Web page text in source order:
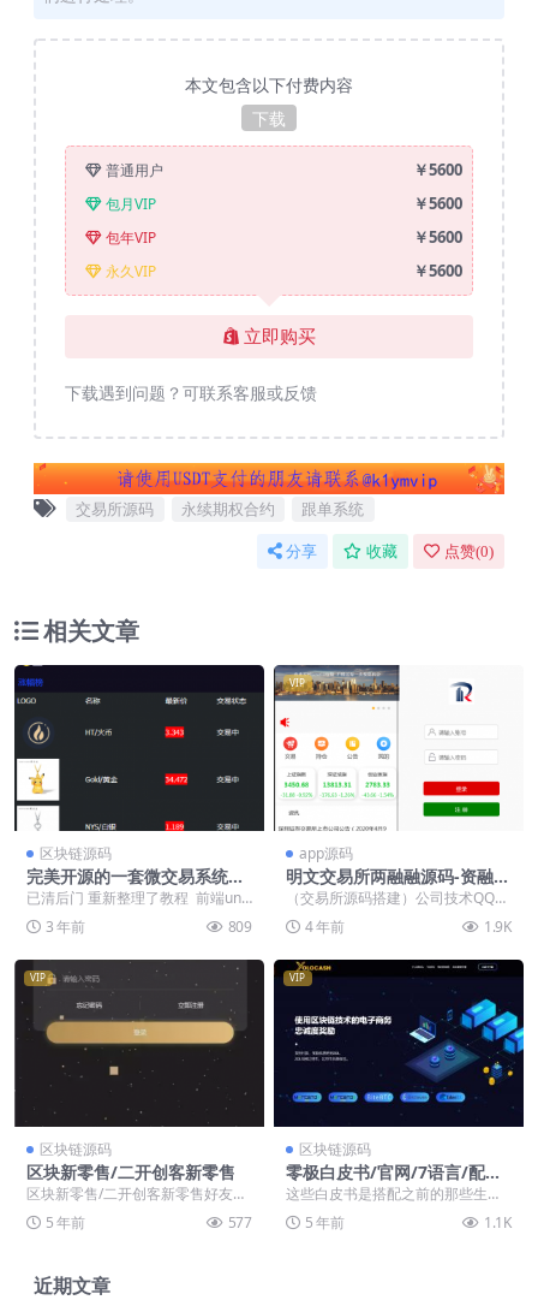
本文包含以下付费内容
下载
普通用户 ￥5600
包月VIP ￥5600
包年VIP ￥5600
永久VIP ￥5600
立即购买
下载遇到问题？可联系客服或反馈
交易所源码 永续期权合约 跟单系统
分享 收藏 点赞(0)
相关文章
区块链源码
完美开源的一套微交易系统源
码
已清后门 重新整理了教程 前端uni
开源 后端tp6 完美开源的一套源码
3 年前 809
VIP
app源码
明文交易所两融融源码-资融券
系统源码/策略配资系统/T0双
向交易/个股/A股
（交易所源码搭建）公司技术QQ：
34401713，最新版源码 这套源码
去年出来的...
4 年前 1.9K
VIP
区块链源码
区块新零售/二开创客新零售
区块新零售/二开创客新零售好友分
享的，这是创客新零售的大二开版
本，增加了余额互转...
5 年前 577
VIP
区块链源码
零极白皮书/官网/7语言/配套Z
OL生态使用的
这些白皮书是搭配之前的那些生态
系统https://www.k1ym.com/43...
5 年前 1.1K
近期文章